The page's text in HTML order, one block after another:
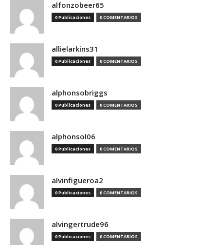
alfonzobeer65
0 Publicaciones 0 COMENTARIOS
allielarkins31
0 Publicaciones 0 COMENTARIOS
alphonsobriggs
0 Publicaciones 0 COMENTARIOS
alphonsol06
0 Publicaciones 0 COMENTARIOS
alvinfigueroa2
0 Publicaciones 0 COMENTARIOS
alvingertrude96
0 Publicaciones 0 COMENTARIOS